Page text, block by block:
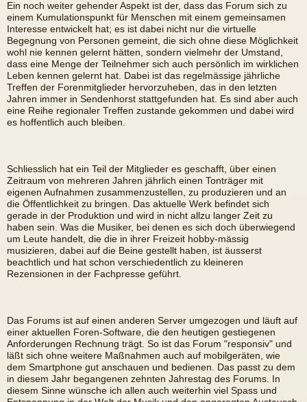
Ein noch weiter gehender Aspekt ist der, dass das Forum sich zu
einem Kumulationspunkt für Menschen mit einem gemeinsamen
Interesse entwickelt hat; es ist dabei nicht nur die virtuelle
Begegnung von Personen gemeint, die sich ohne diese Möglichkeit
wohl nie kennen gelernt hätten, sondern vielmehr der Umstand,
dass eine Menge der Teilnehmer sich auch persönlich im wirklichen
Leben kennen gelernt hat. Dabei ist das regelmässige jährliche
Treffen der Forenmitglieder hervorzuheben, das in den letzten
Jahren immer in Sendenhorst stattgefunden hat. Es sind aber auch
eine Reihe regionaler Treffen zustande gekommen und dabei wird
es hoffentlich auch bleiben.
Schliesslich hat ein Teil der Mitglieder es geschafft, über einen
Zeitraum von mehreren Jahren jährlich einen Tonträger mit
eigenen Aufnahmen zusammenzustellen, zu produzieren und an
die Öffentlichkeit zu bringen. Das aktuelle Werk befindet sich
gerade in der Produktion und wird in nicht allzu langer Zeit zu
haben sein. Was die Musiker, bei denen es sich doch überwiegend
um Leute handelt, die die in ihrer Freizeit hobby-mässig
musizieren, dabei auf die Beine gestellt haben, ist äusserst
beachtlich und hat schon verschiedentlich zu kleineren
Rezensionen in der Fachpresse geführt.
Das Forums ist auf einen anderen Server umgezogen und läuft auf
einer aktuellen Foren-Software, die den heutigen gestiegenen
Anforderungen Rechnung trägt. So ist das Forum "responsiv" und
läßt sich ohne weitere Maßnahmen auch auf mobilgeräten, wie
dem Smartphone gut anschauen und bedienen. Das passt zu dem
in diesem Jahr begangenen zehnten Jahrestag des Forums. In
diesem Sinne wünsche ich allen auch weiterhin viel Spass und